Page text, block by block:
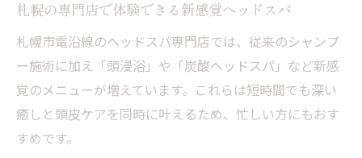
札幌の専門店で体験できる新感覚ヘッドスパ
札幌市電沿線のヘッドスパ専門店では、従来のシャンプ
ー施術に加え「頭浸浴」や「炭酸ヘッドスパ」など新感
覚のメニューが増えています。これらは短時間でも深い
癒しと頭皮ケアを同時に叶えるため、忙しい方にもおす
すめです。